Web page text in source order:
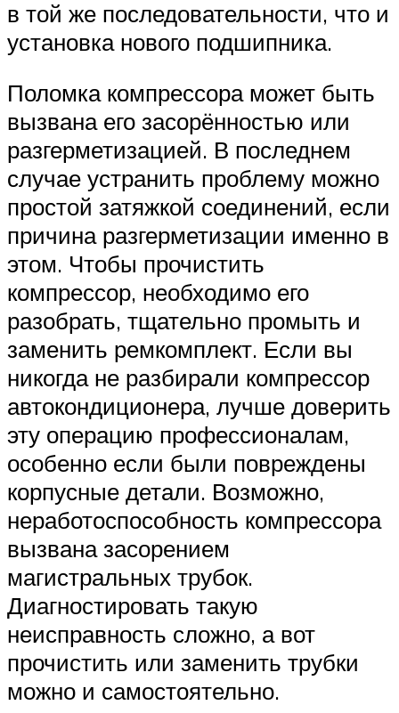
в той же последовательности, что и
установка нового подшипника.
Поломка компрессора может быть
вызвана его засорённостью или
разгерметизацией. В последнем
случае устранить проблему можно
простой затяжкой соединений, если
причина разгерметизации именно в
этом. Чтобы прочистить
компрессор, необходимо его
разобрать, тщательно промыть и
заменить ремкомплект. Если вы
никогда не разбирали компрессор
автокондиционера, лучше доверить
эту операцию профессионалам,
особенно если были повреждены
корпусные детали. Возможно,
неработоспособность компрессора
вызвана засорением
магистральных трубок.
Диагностировать такую
неисправность сложно, а вот
прочистить или заменить трубки
можно и самостоятельно.